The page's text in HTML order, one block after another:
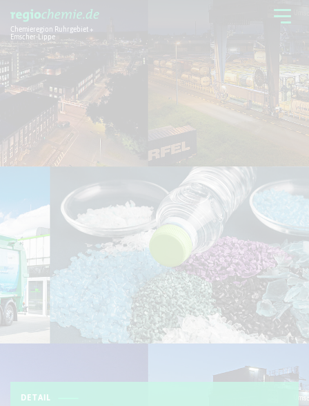
Chemieregion Ruhrgebiet +
Emscher-Lippe
Chemieregion
Aktuelles + Service
DETAIL